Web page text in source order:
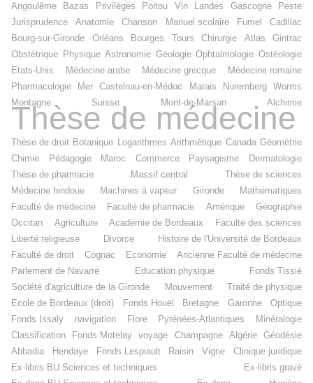
Angoulême
Bazas Privilèges Poitou Vin Landes Gascogne
Peste
Jurisprudence
Anatomie Chanson Manuel scolaire Fumel
Cadillac
Bourg-sur-Gironde
Orléans Bourges Tours Chirurgie Atlas
Gintrac
Obstétrique Physique Astronomie Géologie Ophtalmologie Ostéologie
Etats-Unis
Médecine arabe Médecine grecque
Médecine romaine
Pharmacologie
Mer Castelnau-en-Médoc Marais Nuremberg
Worms
Montagne
Suisse Mont-de-Marsan Alchimie
Thèse de médecine
Thèse de droit Botanique Logarithmes Arithmétique Canada Géométrie
Chimie
Pédagogie Maroc Commerce Paysagisme
Dermatologie
Thèse de pharmacie
Massif central
Thèse de sciences
Médecine hindoue
Machines à vapeur Gironde
Mathématiques
Faculté de médecine
Faculté de pharmacie Amérique
Géographie
Occitan
Agriculture Académie de Bordeaux
Faculté des sciences
Liberté religieuse
Divorce
Histoire de l'Université de Bordeaux
Faculté de droit
Cognac Economie
Ancienne Faculté de médecine
Parlement de Navarre
Education physique
Fonds Tissié
Société d'agriculture de la Gironde
Mouvement
Traité de physique
Ecole de Bordeaux (droit)
Fonds Houël Bretagne Garonne
Optique
Fonds Issaly
navigation Flore Pyrénées-Atlantiques
Minéralogie
Classification
Fonds Motelay voyage Champagne Algérie
Géodésie
Abbadia
Hendaye Fonds Lespiault Raisin Vigne
Clinique juridique
Ex-libris BU Sciences et techniques
Ex-libris gravé